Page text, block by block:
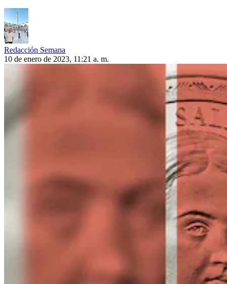
Redacción Semana
10 de enero de 2023, 11:21 a. m.